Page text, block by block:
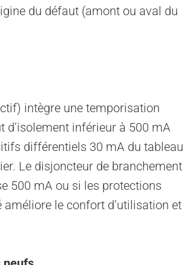
du défaut (amont ou aval du
intègre une temporisation
d’isolement inférieur à 500 mA
différentiels 30 mA du tableau
Le disjoncteur de branchement
500 mA ou si les protections
améliore le confort d’utilisation et